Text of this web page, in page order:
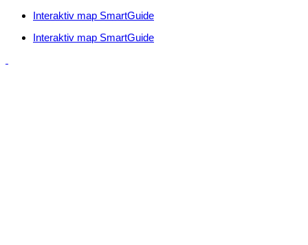
Interaktiv map SmartGuide
Interaktiv map SmartGuide